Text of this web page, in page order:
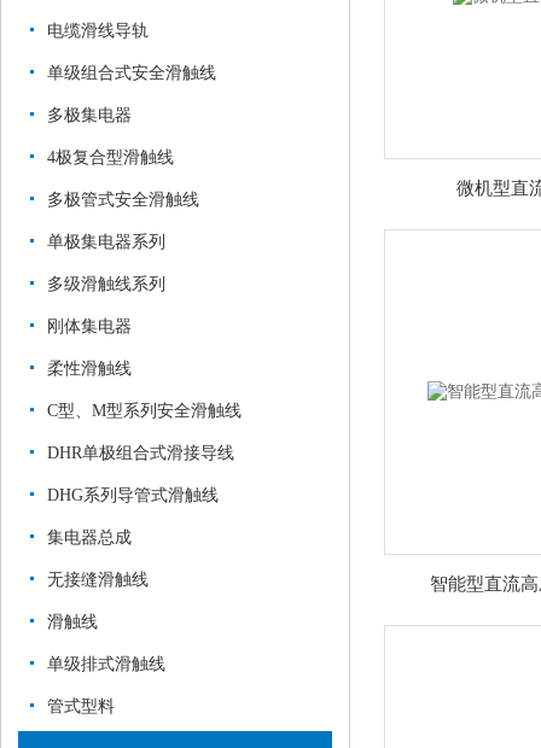
电缆滑线导轨
单级组合式安全滑触线
多极集电器
4极复合型滑触线
多极管式安全滑触线
单极集电器系列
多级滑触线系列
刚体集电器
柔性滑触线
C型、M型系列安全滑触线
DHR单极组合式滑接导线
DHG系列导管式滑触线
集电器总成
无接缝滑触线
滑触线
单级排式滑触线
管式型料
微机型直
智能型直流